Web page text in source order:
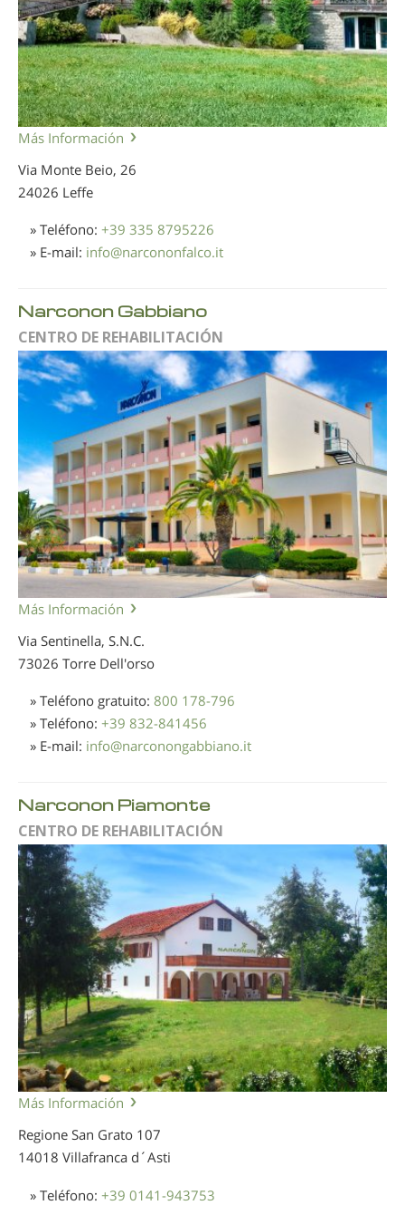
Más Información
Via Monte Beio, 26
24026 Leffe
» Teléfono: +39 335 8795226
» E-mail: info@narcononfalco.it
Narconon Gabbiano
CENTRO DE REHABILITACIÓN
Más Información
Via Sentinella, S.N.C.
73026 Torre Dell'orso
» Teléfono gratuito: 800 178-796
» Teléfono: +39 832-841456
» E-mail: info@narconongabbiano.it
Narconon Piamonte
CENTRO DE REHABILITACIÓN
Más Información
Regione San Grato 107
14018 Villafranca d´Asti
» Teléfono: +39 0141-943753